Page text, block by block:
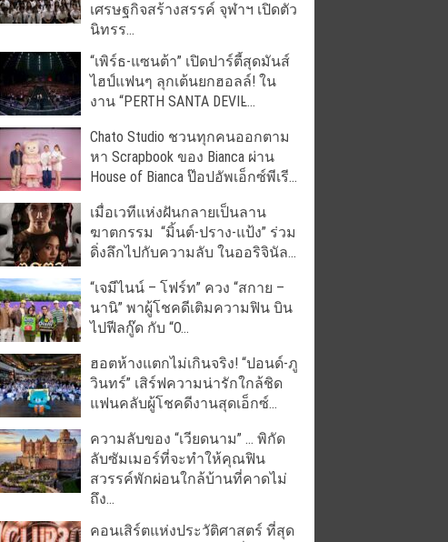
เศรษฐกิจสร้างสรรค์ จุฬาฯ เปิดตัว
นิทรร...
“เพิร์ธ-แซนต้า” เปิดปาร์ตี้สุดมันส์
ไฮป์แฟนๆ ลุกเต้นยกฮอลล์! ใน
งาน “PERTH SANTA DEVIL̵...
Chato Studio ชวนทุกคนออกตาม
หา Scrapbook ของ Bianca ผ่าน
House of Bianca ป๊อปอัพเอ็กซ์พีเรี...
เมื่อเวทีแห่งฝันกลายเป็นลาน
ฆาตกรรม “มิ้นต์-ปราง-แป้ง” ร่วม
ดิ่งลึกไปกับความลับ ในออริจินัล...
“เจมีไนน์ – โฟร์ท” ควง “สกาย –
นานิ” พาผู้โชคดีเติมความฟิน บิน
ไปฟีลกู๊ด กับ “O...
ฮอตห้างแตกไม่เกินจริง! “ปอนด์-ภู
วินทร์” เสิร์ฟความน่ารักใกล้ชิด
แฟนคลับผู้โชคดีงานสุดเอ็กซ์...
ความลับของ “เวียดนาม” … พิกัด
ลับซัมเมอร์ที่จะทำให้คุณฟิน
สวรรค์พักผ่อนใกล้บ้านที่คาดไม่
ถึง...
คอนเสิร์ตแห่งประวัติศาสตร์ ที่สุด